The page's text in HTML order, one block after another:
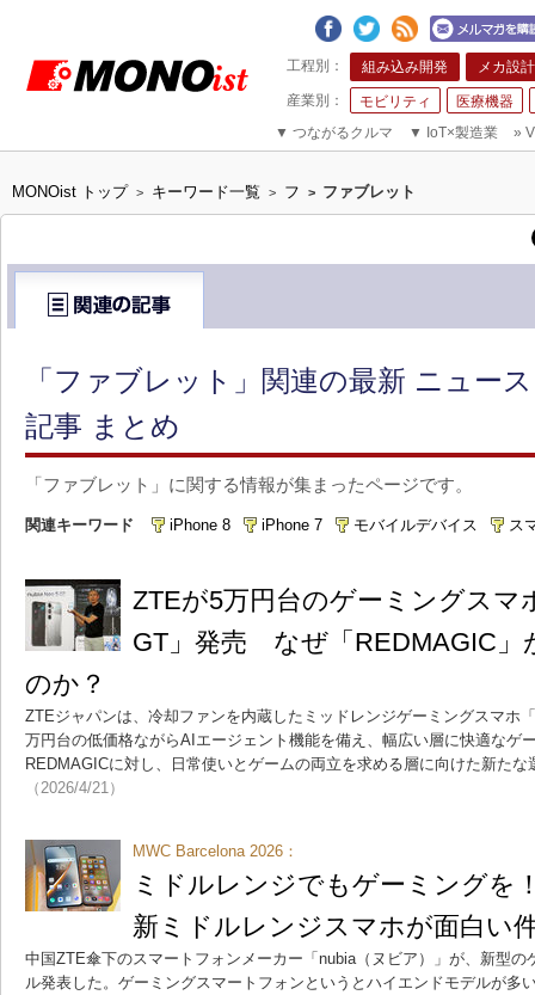
組み込み開発 メカ設計
モビリティ
医療機器
▼ つながるクルマ ▼ IoT×製造業 »
MONOist トップ > キーワード一覧 > フ > ファブレット
「ファブレット」関連の最新 ニュー
記事 まとめ
「ファブレット」に関する情報が集まったページです。
関連キーワード iPhone 8 iPhone 7 モバイルデバイス ス
ZTEが5万円台のゲーミングスマ
GT」発売 なぜ「REDMAGIC」
のか？
ZTEジャパンは、冷却ファンを内蔵したミッドレンジゲーミングスマホ
万円台の低価格ながらAIエージェント機能を備え、幅広い層に快適なゲ
REDMAGICに対し、日常使いとゲームの両立を求める層に向けた新た
（2026/4/21）
MWC Barcelona 2026：
ミドルレンジでもゲーミング
新ミドルレンジスマホが面白い
中国ZTE傘下のスマートフォンメーカー「nubia（ヌビア）」が、新型
ル発表した。ゲーミングスマートフォンというとハイエンドモデルが多